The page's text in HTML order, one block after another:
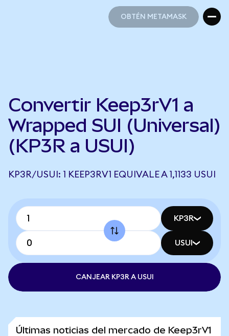
OBTÉN METAMASK
Convertir Keep3rV1 a
Wrapped SUI (Universal)
(KP3R a USUI)
KP3R/USUI: 1 KEEP3RV1 EQUIVALE A 1,1133 USUI
KP3R
USUI
CANJEAR KP3R A USUI
Últimas noticias del mercado de Keep3rV1